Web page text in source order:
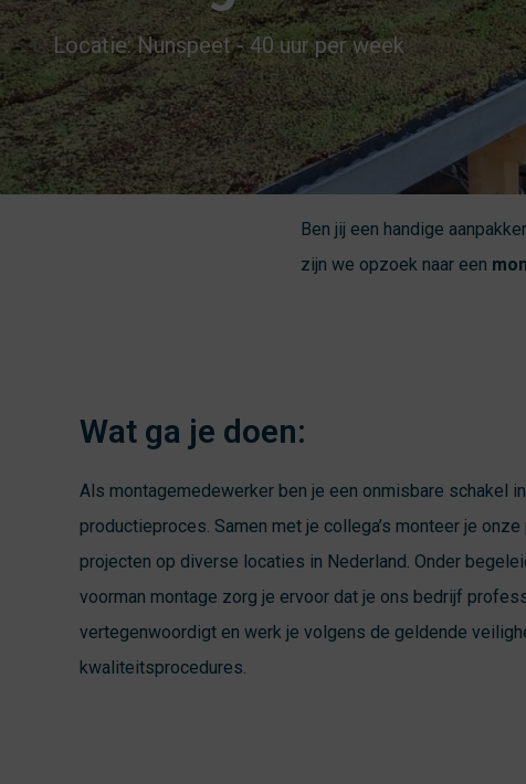
Locatie: Nunspeet - 40 uur per week
Ben jij een handige
zijn we opzoek naar een
Wat ga je doen:
Als montagemedewerker ben je een onmisbare schakel
productieproces. Samen met je collega’s monteer je onze
projecten op diverse locaties in Nederland. Onder
voorman montage zorg je ervoor dat je ons bedrijf
vertegenwoordigt en werk je volgens de geldende
kwaliteitsprocedures.